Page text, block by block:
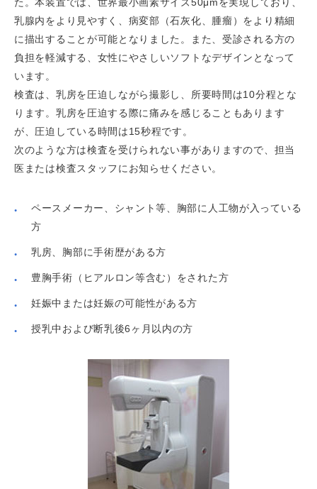
乳腺内をより見やすく、病変部（石灰化、腫瘤）をより精細
に描出することが可能となりました。また、受診される方の
負担を軽減する、女性にやさしいソフトなデザインとなって
います。
検査は、乳房を圧迫しながら撮影し、所要時間は10分程とな
ります。乳房を圧迫する際に痛みを感じることもあります
が、圧迫している時間は15秒程です。
次のような方は検査を受けられない事がありますので、担当
医または検査スタッフにお知らせください。
ペースメーカー、シャント等、胸部に人工物が入っている
方
乳房、胸部に手術歴がある方
豊胸手術（ヒアルロン等含む）をされた方
妊娠中または妊娠の可能性がある方
授乳中および断乳後6ヶ月以内の方